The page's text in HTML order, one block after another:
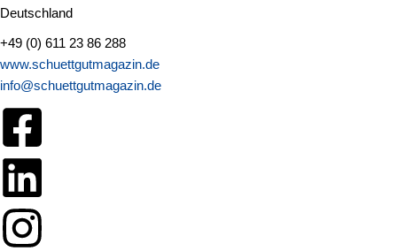
Deutschland
+49 (0) 611 23 86 288
www.schuettgutmagazin.de
info@schuettgutmagazin.de